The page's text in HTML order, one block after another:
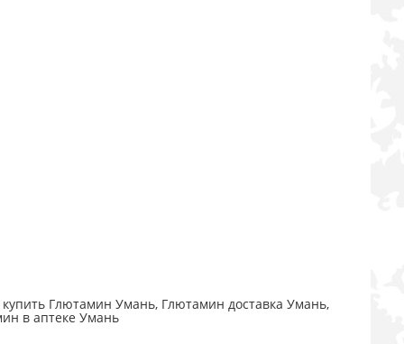
Глютамин Умань, Глютамин доставка Умань,
в аптеке Умань